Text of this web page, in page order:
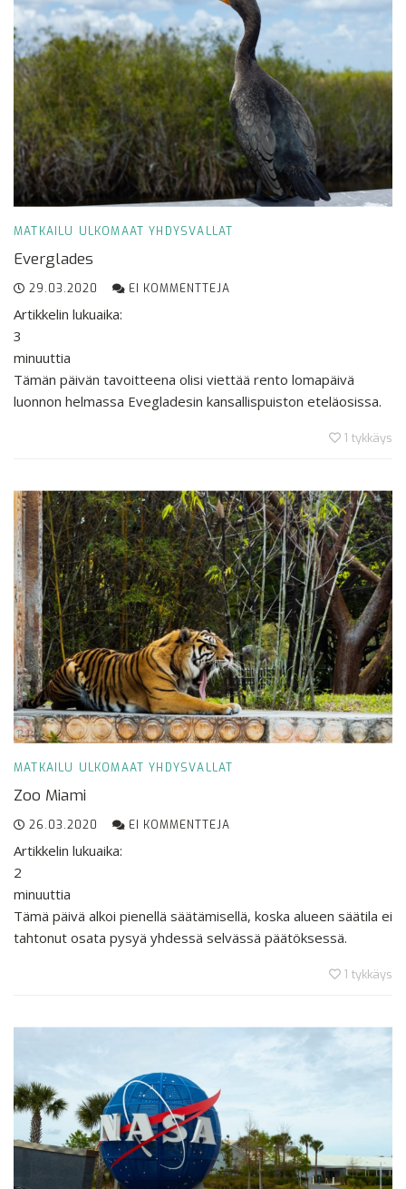
MATKAILU ULKOMAAT YHDYSVALLAT
Everglades
29.03.2020 EI KOMMENTTEJA
Artikkelin lukuaika:
3
minuuttia
Tämän päivän tavoitteena olisi viettää rento lomapäivä
luonnon helmassa Evegladesin kansallispuiston eteläosissa.
1 tykkäys
MATKAILU ULKOMAAT YHDYSVALLAT
Zoo Miami
26.03.2020 EI KOMMENTTEJA
Artikkelin lukuaika:
2
minuuttia
Tämä päivä alkoi pienellä säätämisellä, koska alueen säätila ei
tahtonut osata pysyä yhdessä selvässä päätöksessä.
1 tykkäys